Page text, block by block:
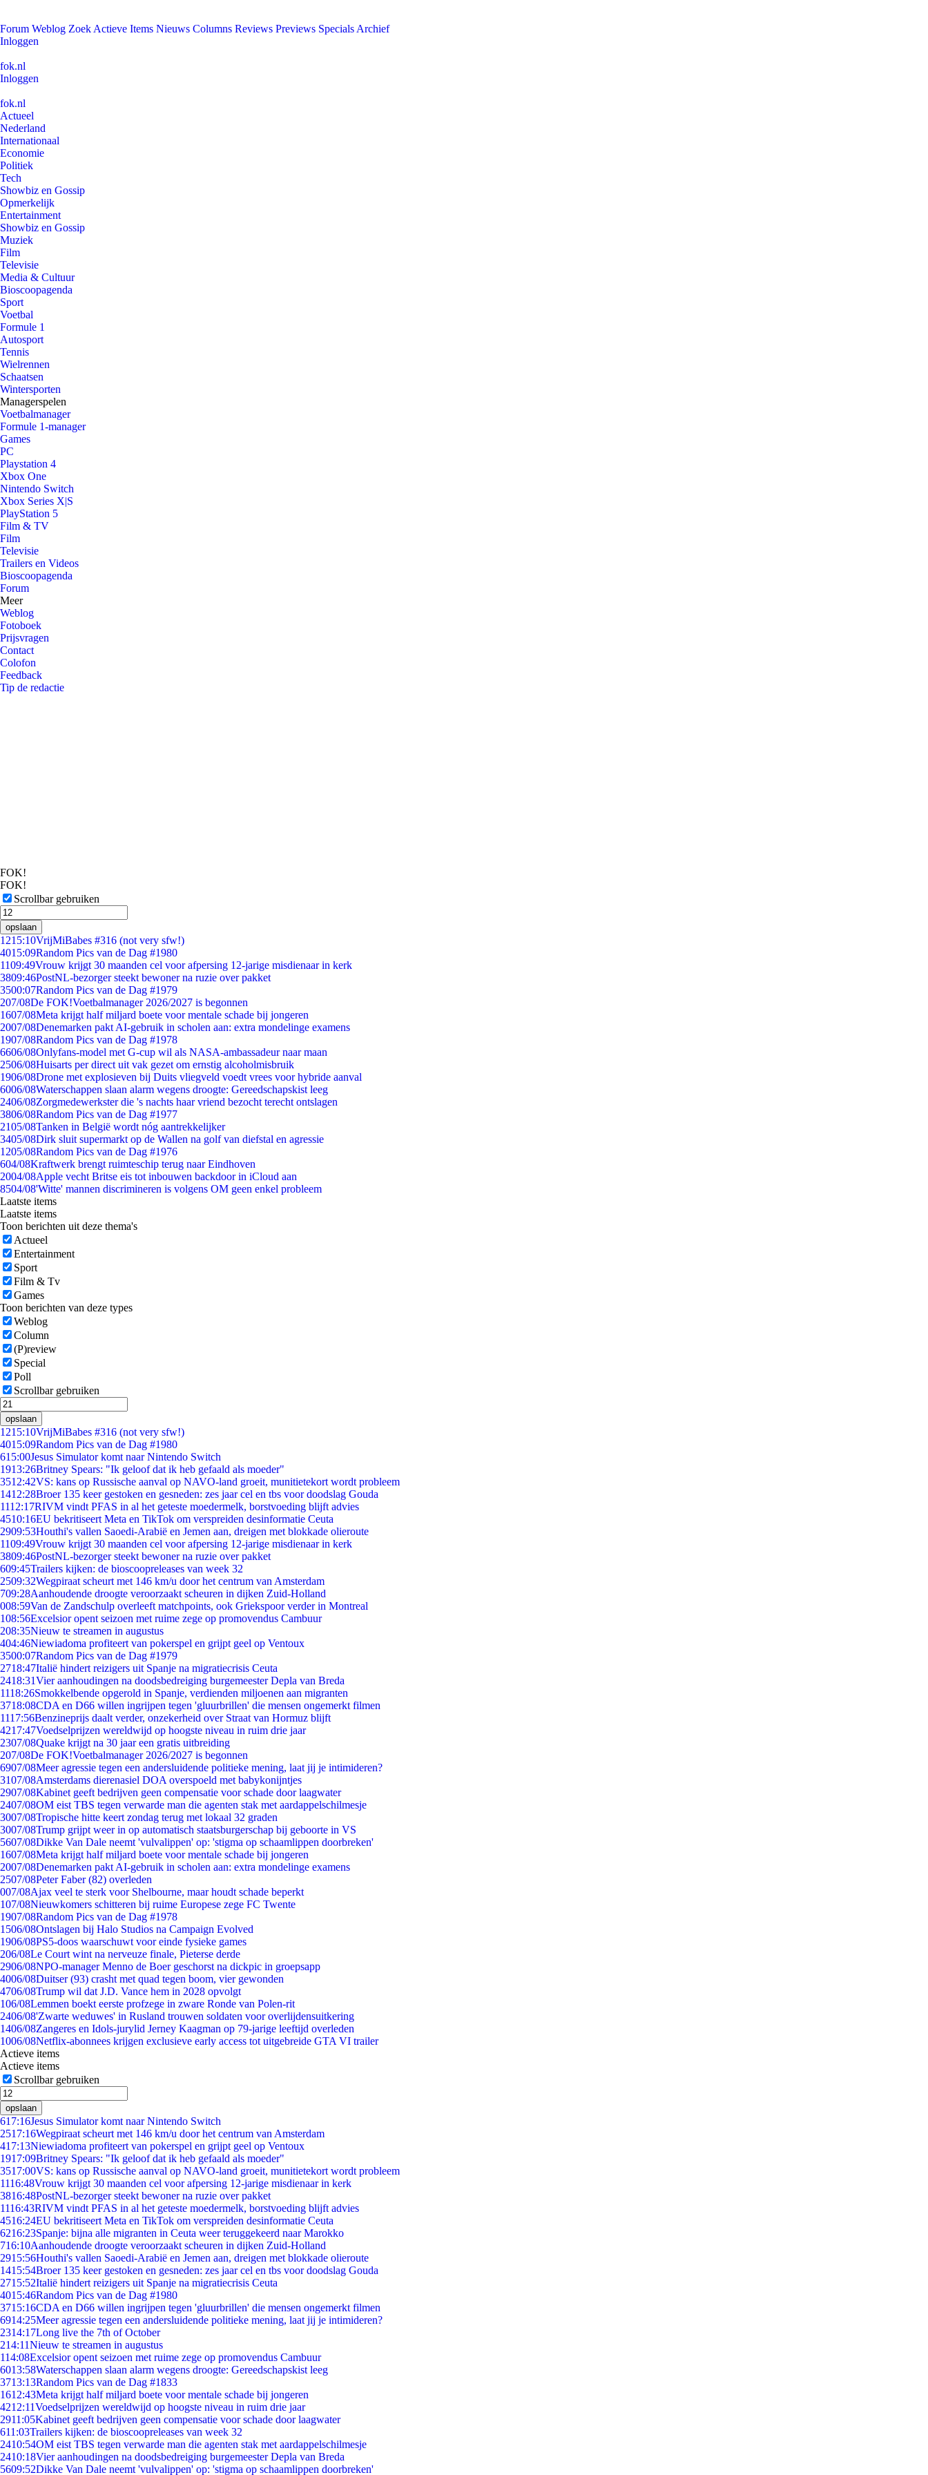
Forum Weblog Zoek Actieve Items Nieuws Columns Reviews Previews Specials Archief
Inloggen
fok.nl
Inloggen
fok.nl
Actueel
Nederland
Internationaal
Economie
Politiek
Tech
Showbiz en Gossip
Opmerkelijk
Entertainment
Showbiz en Gossip
Muziek
Film
Televisie
Media & Cultuur
Bioscoopagenda
Sport
Voetbal
Formule 1
Autosport
Tennis
Wielrennen
Schaatsen
Wintersporten
Managerspelen
Voetbalmanager
Formule 1-manager
Games
PC
Playstation 4
Xbox One
Nintendo Switch
Xbox Series X|S
PlayStation 5
Film & TV
Film
Televisie
Trailers en Videos
Bioscoopagenda
Forum
Meer
Weblog
Fotoboek
Prijsvragen
Contact
Colofon
Feedback
Tip de redactie
FOK!
FOK!
Scrollbar gebruiken
opslaan
1215:10VrijMiBabes #316 (not very sfw!)
4015:09Random Pics van de Dag #1980
1109:49Vrouw krijgt 30 maanden cel voor afpersing 12-jarige misdienaar in kerk
3809:46PostNL-bezorger steekt bewoner na ruzie over pakket
3500:07Random Pics van de Dag #1979
207/08De FOK!Voetbalmanager 2026/2027 is begonnen
1607/08Meta krijgt half miljard boete voor mentale schade bij jongeren
2007/08Denemarken pakt AI-gebruik in scholen aan: extra mondelinge examens
1907/08Random Pics van de Dag #1978
6606/08Onlyfans-model met G-cup wil als NASA-ambassadeur naar maan
2506/08Huisarts per direct uit vak gezet om ernstig alcoholmisbruik
1906/08Drone met explosieven bij Duits vliegveld voedt vrees voor hybride aanval
6006/08Waterschappen slaan alarm wegens droogte: Gereedschapskist leeg
2406/08Zorgmedewerkster die 's nachts haar vriend bezocht terecht ontslagen
3806/08Random Pics van de Dag #1977
2105/08Tanken in België wordt nóg aantrekkelijker
3405/08Dirk sluit supermarkt op de Wallen na golf van diefstal en agressie
1205/08Random Pics van de Dag #1976
604/08Kraftwerk brengt ruimteschip terug naar Eindhoven
2004/08Apple vecht Britse eis tot inbouwen backdoor in iCloud aan
8504/08'Witte' mannen discrimineren is volgens OM geen enkel probleem
Laatste items
Laatste items
Toon berichten uit deze thema's
Actueel
Entertainment
Sport
Film & Tv
Games
Toon berichten van deze types
Weblog
Column
(P)review
Special
Poll
Scrollbar gebruiken
opslaan
1215:10VrijMiBabes #316 (not very sfw!)
4015:09Random Pics van de Dag #1980
615:00Jesus Simulator komt naar Nintendo Switch
1913:26Britney Spears: "Ik geloof dat ik heb gefaald als moeder"
3512:42VS: kans op Russische aanval op NAVO-land groeit, munitietekort wordt probleem
1412:28Broer 135 keer gestoken en gesneden: zes jaar cel en tbs voor doodslag Gouda
1112:17RIVM vindt PFAS in al het geteste moedermelk, borstvoeding blijft advies
4510:16EU bekritiseert Meta en TikTok om verspreiden desinformatie Ceuta
2909:53Houthi's vallen Saoedi-Arabië en Jemen aan, dreigen met blokkade olieroute
1109:49Vrouw krijgt 30 maanden cel voor afpersing 12-jarige misdienaar in kerk
3809:46PostNL-bezorger steekt bewoner na ruzie over pakket
609:45Trailers kijken: de bioscoopreleases van week 32
2509:32Wegpiraat scheurt met 146 km/u door het centrum van Amsterdam
709:28Aanhoudende droogte veroorzaakt scheuren in dijken Zuid-Holland
008:59Van de Zandschulp overleeft matchpoints, ook Griekspoor verder in Montreal
108:56Excelsior opent seizoen met ruime zege op promovendus Cambuur
208:35Nieuw te streamen in augustus
404:46Niewiadoma profiteert van pokerspel en grijpt geel op Ventoux
3500:07Random Pics van de Dag #1979
2718:47Italië hindert reizigers uit Spanje na migratiecrisis Ceuta
2418:31Vier aanhoudingen na doodsbedreiging burgemeester Depla van Breda
1118:26Smokkelbende opgerold in Spanje, verdienden miljoenen aan migranten
3718:08CDA en D66 willen ingrijpen tegen 'gluurbrillen' die mensen ongemerkt filmen
1117:56Benzineprijs daalt verder, onzekerheid over Straat van Hormuz blijft
4217:47Voedselprijzen wereldwijd op hoogste niveau in ruim drie jaar
2307/08Quake krijgt na 30 jaar een gratis uitbreiding
207/08De FOK!Voetbalmanager 2026/2027 is begonnen
6907/08Meer agressie tegen een andersluidende politieke mening, laat jij je intimideren?
3107/08Amsterdams dierenasiel DOA overspoeld met babykonijntjes
2907/08Kabinet geeft bedrijven geen compensatie voor schade door laagwater
2407/08OM eist TBS tegen verwarde man die agenten stak met aardappelschilmesje
3007/08Tropische hitte keert zondag terug met lokaal 32 graden
3007/08Trump grijpt weer in op automatisch staatsburgerschap bij geboorte in VS
5607/08Dikke Van Dale neemt 'vulvalippen' op: 'stigma op schaamlippen doorbreken'
1607/08Meta krijgt half miljard boete voor mentale schade bij jongeren
2007/08Denemarken pakt AI-gebruik in scholen aan: extra mondelinge examens
2507/08Peter Faber (82) overleden
007/08Ajax veel te sterk voor Shelbourne, maar houdt schade beperkt
107/08Nieuwkomers schitteren bij ruime Europese zege FC Twente
1907/08Random Pics van de Dag #1978
1506/08Ontslagen bij Halo Studios na Campaign Evolved
1906/08PS5-doos waarschuwt voor einde fysieke games
206/08Le Court wint na nerveuze finale, Pieterse derde
2906/08NPO-manager Menno de Boer geschorst na dickpic in groepsapp
4006/08Duitser (93) crasht met quad tegen boom, vier gewonden
4706/08Trump wil dat J.D. Vance hem in 2028 opvolgt
106/08Lemmen boekt eerste profzege in zware Ronde van Polen-rit
2406/08'Zwarte weduwes' in Rusland trouwen soldaten voor overlijdensuitkering
1406/08Zangeres en Idols-jurylid Jerney Kaagman op 79-jarige leeftijd overleden
1006/08Netflix-abonnees krijgen exclusieve early access tot uitgebreide GTA VI trailer
Actieve items
Actieve items
Scrollbar gebruiken
opslaan
617:16Jesus Simulator komt naar Nintendo Switch
2517:16Wegpiraat scheurt met 146 km/u door het centrum van Amsterdam
417:13Niewiadoma profiteert van pokerspel en grijpt geel op Ventoux
1917:09Britney Spears: "Ik geloof dat ik heb gefaald als moeder"
3517:00VS: kans op Russische aanval op NAVO-land groeit, munitietekort wordt probleem
1116:48Vrouw krijgt 30 maanden cel voor afpersing 12-jarige misdienaar in kerk
3816:48PostNL-bezorger steekt bewoner na ruzie over pakket
1116:43RIVM vindt PFAS in al het geteste moedermelk, borstvoeding blijft advies
4516:24EU bekritiseert Meta en TikTok om verspreiden desinformatie Ceuta
6216:23Spanje: bijna alle migranten in Ceuta weer teruggekeerd naar Marokko
716:10Aanhoudende droogte veroorzaakt scheuren in dijken Zuid-Holland
2915:56Houthi's vallen Saoedi-Arabië en Jemen aan, dreigen met blokkade olieroute
1415:54Broer 135 keer gestoken en gesneden: zes jaar cel en tbs voor doodslag Gouda
2715:52Italië hindert reizigers uit Spanje na migratiecrisis Ceuta
4015:46Random Pics van de Dag #1980
3715:16CDA en D66 willen ingrijpen tegen 'gluurbrillen' die mensen ongemerkt filmen
6914:25Meer agressie tegen een andersluidende politieke mening, laat jij je intimideren?
2314:17Long live the 7th of October
214:11Nieuw te streamen in augustus
114:08Excelsior opent seizoen met ruime zege op promovendus Cambuur
6013:58Waterschappen slaan alarm wegens droogte: Gereedschapskist leeg
3713:13Random Pics van de Dag #1833
1612:43Meta krijgt half miljard boete voor mentale schade bij jongeren
4212:11Voedselprijzen wereldwijd op hoogste niveau in ruim drie jaar
2911:05Kabinet geeft bedrijven geen compensatie voor schade door laagwater
611:03Trailers kijken: de bioscoopreleases van week 32
2410:54OM eist TBS tegen verwarde man die agenten stak met aardappelschilmesje
2410:18Vier aanhoudingen na doodsbedreiging burgemeester Depla van Breda
5609:52Dikke Van Dale neemt 'vulvalippen' op: 'stigma op schaamlippen doorbreken'